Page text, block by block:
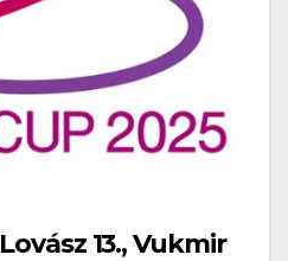
13., Vukmir